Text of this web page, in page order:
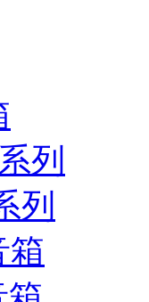
列
列
箱